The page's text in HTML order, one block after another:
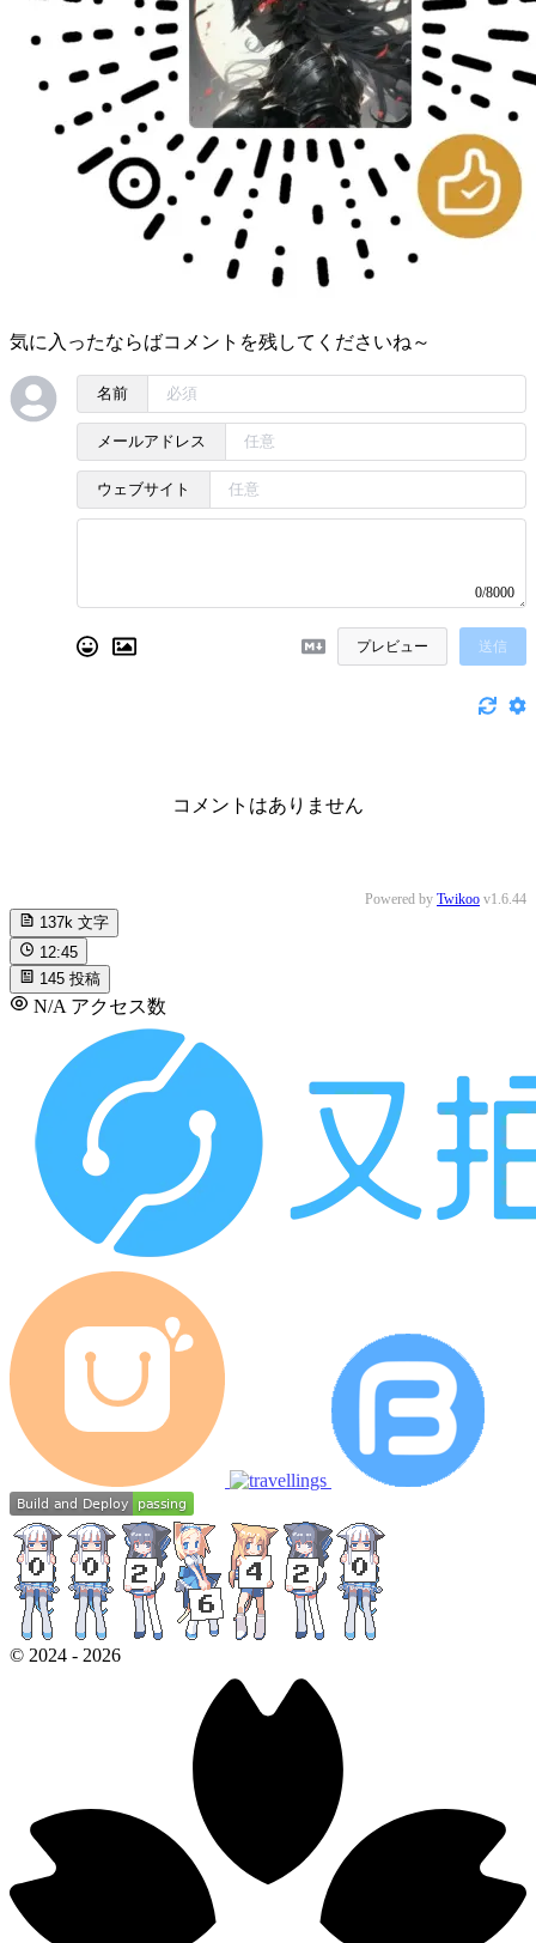
気に入ったならばコメントを残してくださいね～
名前
メールアドレス
ウェブサイト
0/8000
プレビュー 送信
コメントはありません
Powered by Twikoo v1.6.44
137k 文字
12:45
145 投稿
N/A アクセス数
© 2024 - 2026